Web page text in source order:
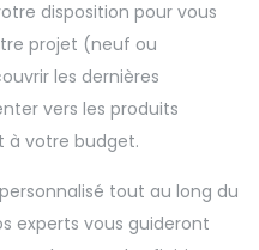
disposition pour vous
projet (neuf ou
les dernières
vers les produits
à votre budget.
tout au long du
experts vous guideront